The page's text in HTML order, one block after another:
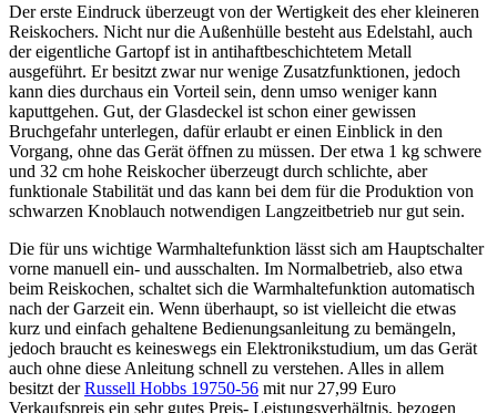
Der erste Eindruck überzeugt von der Wertigkeit des eher kleineren
Reiskochers. Nicht nur die Außenhülle besteht aus Edelstahl, auch
der eigentliche Gartopf ist in antihaftbeschichtetem Metall
ausgeführt. Er besitzt zwar nur wenige Zusatzfunktionen, jedoch
kann dies durchaus ein Vorteil sein, denn umso weniger kann
kaputtgehen. Gut, der Glasdeckel ist schon einer gewissen
Bruchgefahr unterlegen, dafür erlaubt er einen Einblick in den
Vorgang, ohne das Gerät öffnen zu müssen. Der etwa 1 kg schwere
und 32 cm hohe Reiskocher überzeugt durch schlichte, aber
funktionale Stabilität und das kann bei dem für die Produktion von
schwarzen Knoblauch notwendigen Langzeitbetrieb nur gut sein.
Die für uns wichtige Warmhaltefunktion lässt sich am Hauptschalter
vorne manuell ein- und ausschalten. Im Normalbetrieb, also etwa
beim Reiskochen, schaltet sich die Warmhaltefunktion automatisch
nach der Garzeit ein. Wenn überhaupt, so ist vielleicht die etwas
kurz und einfach gehaltene Bedienungsanleitung zu bemängeln,
jedoch braucht es keineswegs ein Elektronikstudium, um das Gerät
auch ohne diese Anleitung schnell zu verstehen. Alles in allem
besitzt derRussell Hobbs 19750-56 mit nur 27,99 Euro
Verkaufspreis ein sehr gutes Preis- Leistungsverhältnis, bezogen